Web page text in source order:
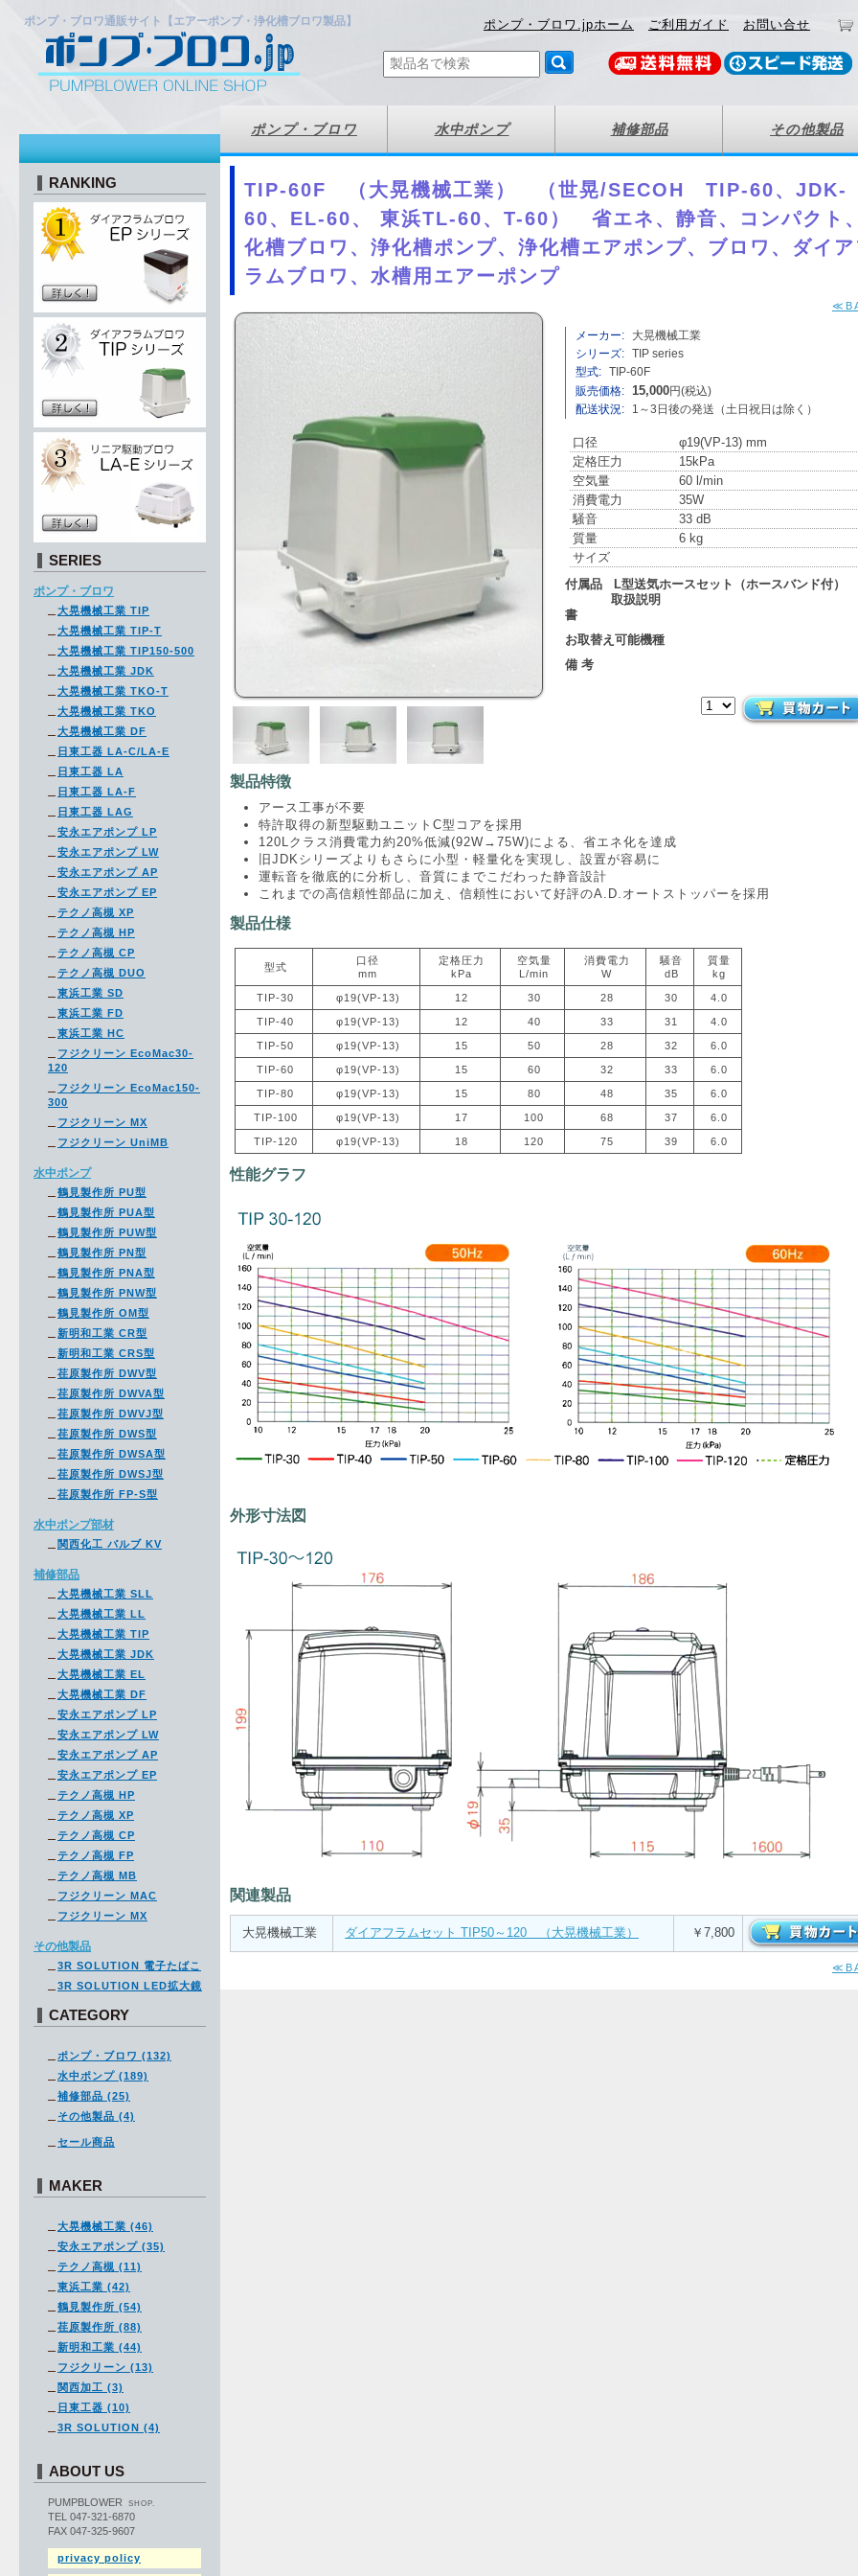
ポンプ・ブロワ通販サイト【エアーポンプ・浄化槽ブロワ製品】 ポンプ・ブロワ.jpホーム ご利用ガイド お問い合せ
ポンプ・ブロワ 水中ポンプ 補修部品 その他製品
TIP-60F （大晃機械工業） （世晃/SECOH TIP-60、JDK-
60、EL-60、 東浜TL-60、T-60） 省エネ、静音、コンパクト
化槽ブロワ、浄化槽ポンプ、浄化槽エアポンプ、ブロワ、ダイ
ラムブロワ、水槽用エアーポンプ
メーカー:
大晃機械工業
シリーズ: TIP series
型式: TIP-60F
販売価格: 15,000円(税込)
配送状況:
1～3日後の発送（土日祝日は除く）
口径
φ19(VP-13) mm
定格圧力
15kPa
空気量
60 l/min
消費電力
35W
騒音
33 dB
質量
6 kg
サイズ
付属品 L型送気ホースセット（ホースバンド
取扱説明
書
お取替え可能機種
備 考
製品特徴
アース工事が不要
特許取得の新型駆動ユニットC型コアを採用
120Lクラス消費電力約20%低減(92W→75W)による、省エネ化を達成
旧JDKシリーズよりもさらに小型・軽量化を実現し、設置が容易に
運転音を徹底的に分析し、音質にまでこだわった静音設計
これまでの高信頼性部品に加え、信頼性において好評のA.D.オートストッパーを採用
製品仕様
型式
口径
mm
定格圧力
kPa
空気量
L/min
消費電力
W
騒音
dB
質量
kg
TIP-30 φ19(VP-13) 12 30 28 30 4.0
TIP-40 φ19(VP-13) 12 40 33 31 4.0
TIP-50 φ19(VP-13) 15 50 28 32 6.0
TIP-60 φ19(VP-13) 15 60 32 33 6.0
TIP-80 φ19(VP-13) 15 80 48 35 6.0
TIP-100 φ19(VP-13) 17 100 68 37 6.0
TIP-120 φ19(VP-13) 18 120 75 39 6.0
性能グラフ
外形寸法図
関連製品
大晃機械工業 ダイアフラムセット TIP50～120 （大晃機械工業） ￥7,800
RANKING
SERIES
ポンプ・ブロワ
大晃機械工業 TIP
大晃機械工業 TIP-T
大晃機械工業 TIP150-500
大晃機械工業 JDK
大晃機械工業 TKO-T
大晃機械工業 TKO
大晃機械工業 DF
日東工器 LA-C/LA-E
日東工器 LA
日東工器 LA-F
日東工器 LAG
安永エアポンプ LP
安永エアポンプ LW
安永エアポンプ AP
安永エアポンプ EP
テクノ高槻 XP
テクノ高槻 HP
テクノ高槻 CP
テクノ高槻 DUO
東浜工業 SD
東浜工業 FD
東浜工業 HC
フジクリーン EcoMac30-
120
フジクリーン EcoMac150-
300
フジクリーン MX
フジクリーン UniMB
水中ポンプ
鶴見製作所 PU型
鶴見製作所 PUA型
鶴見製作所 PUW型
鶴見製作所 PN型
鶴見製作所 PNA型
鶴見製作所 PNW型
鶴見製作所 OM型
新明和工業 CR型
新明和工業 CRS型
荏原製作所 DWV型
荏原製作所 DWVA型
荏原製作所 DWVJ型
荏原製作所 DWS型
荏原製作所 DWSA型
荏原製作所 DWSJ型
荏原製作所 FP-S型
水中ポンプ部材
関西化工 バルブ KV
補修部品
大晃機械工業 SLL
大晃機械工業 LL
大晃機械工業 TIP
大晃機械工業 JDK
大晃機械工業 EL
大晃機械工業 DF
安永エアポンプ LP
安永エアポンプ LW
安永エアポンプ AP
安永エアポンプ EP
テクノ高槻 HP
テクノ高槻 XP
テクノ高槻 CP
テクノ高槻 FP
テクノ高槻 MB
フジクリーン MAC
フジクリーン MX
その他製品
3R SOLUTION 電子たばこ
3R SOLUTION LED拡大鏡
CATEGORY
ポンプ・ブロワ (132)
水中ポンプ (189)
補修部品 (25)
その他製品 (4)
セール商品
MAKER
大晃機械工業 (46)
安永エアポンプ (35)
テクノ高槻 (11)
東浜工業 (42)
鶴見製作所 (54)
荏原製作所 (88)
新明和工業 (44)
フジクリーン (13)
関西加工 (3)
日東工器 (10)
3R SOLUTION (4)
ABOUT US
PUMPBLOWER SHOP.
TEL 047-321-6870
FAX 047-325-9607
privacy policy